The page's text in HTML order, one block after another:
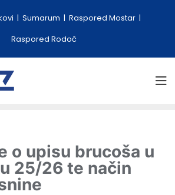
Sumarum
Raspored Mostar
Raspored Rodoč
o upisu brucoša u
25/26 te način